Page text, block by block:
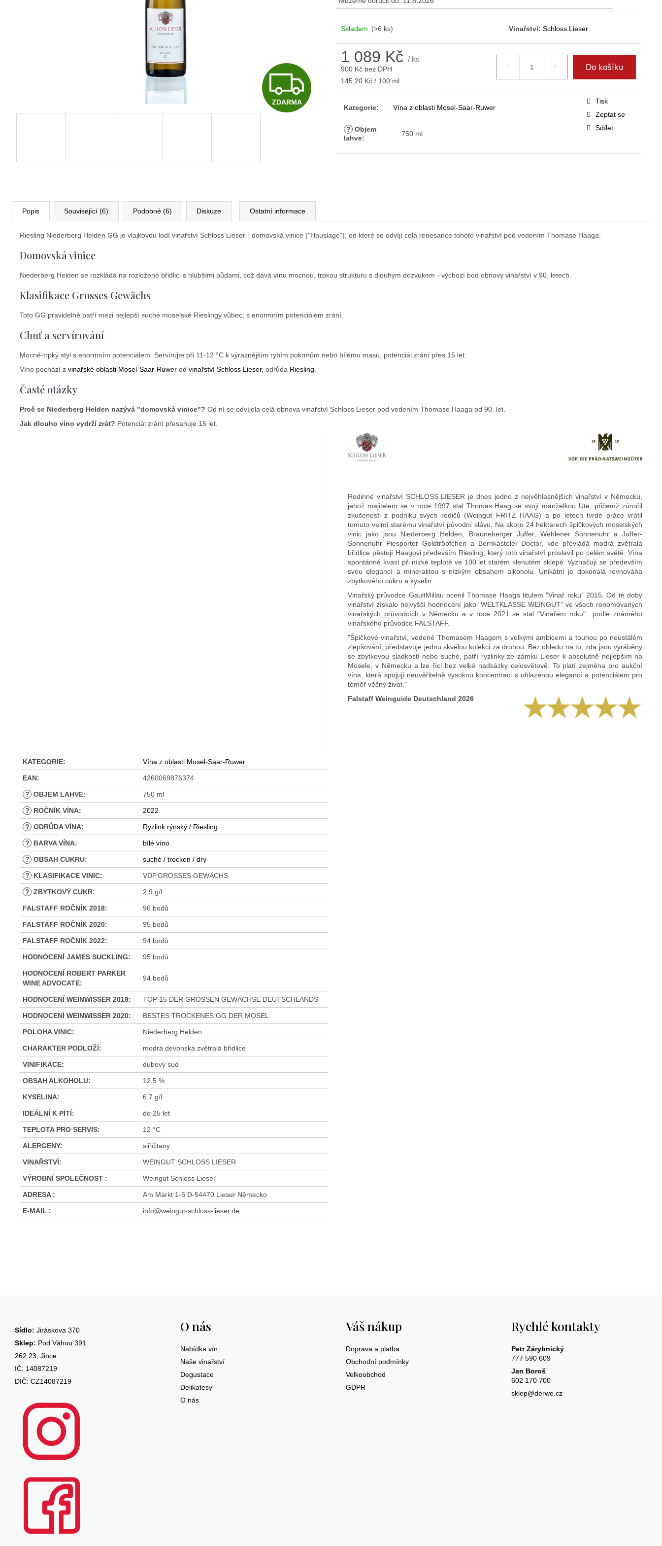
Skladem (>6 ks) Vinařství: Schloss Lieser
1 089 Kč / ks
900 Kč bez DPH
Měrná
cena:
145,20 Kč / 100 ml
Do košíku
Kategorie: Vína z oblasti Mosel-Saar-Ruwer
? Objem
lahve:
750 ml
Tisk
Zeptat se
Sdílet
Z
D
M
ZDARMA
Popis Související (6) Podobné (6) Diskuze Ostatní informace
Riesling Niederberg Helden GG je vlajkovou lodí vinařství Schloss Lieser - domovská vinice ("Hauslage"), od které se odvíjí celá renesance tohoto vinařství pod vedením Thomase Haaga.
Domovská vinice
Niederberg Helden se rozkládá na rozložené břidlici s hlubšími půdami, což dává vínu mocnou, trpkou strukturu s dlouhým dozvukem - výchozí bod obnovy vinařství v 90. letech.
Klasifikace Grosses Gewächs
Toto GG pravidelně patří mezi nejlepší suché moselské Rieslingy vůbec, s enormním potenciálem zrání.
Chuť a servírování
Mocně-trpký styl s enormním potenciálem. Servírujte při 11-12 °C k výraznějším rybím pokrmům nebo bílému masu, potenciál zrání přes 15 let.
Víno pochází z vinařské oblasti Mosel-Saar-Ruwer od vinařství Schloss Lieser, odrůda Riesling
Časté otázky
Proč se Niederberg Helden nazývá "domovská vinice"? Od ní se odvíjela celá obnova vinařství Schloss Lieser pod vedením Thomase Haaga od 90. let.
Jak dlouho víno vydrží zrát? Potenciál zrání přesahuje 15 let.
Rodinné vinařství SCHLOSS LIESER je dnes jedno z nejvěhlasnějších vinařství v Německu,
jehož majitelem se v roce 1997 stal Thomas Haag se svojí manželkou Ute, přičemž zúročil
zkušenosti z podniku svých rodičů (Weingut FRITZ HAAG) a po letech tvrdé práce vrátil
tomuto velmi starému vinařství původní slávu. Na skoro 24 hektarech špičkových moselských
vinic jako jsou Niederberg Helden, Brauneberger Juffer, Wehlener Sonnenuhr a Juffer-
Sonnenuhr Piesporter Goldtröpfchen a Bernkasteler Doctor, kde převládá modrá zvětralá
břidlice pěstují Haagovi především Riesling, který toto vinařství proslavil po celém světě. Vína
spontánně kvasí při nízké teplotě ve 100 let starém klenutém sklepě. Vyznačují se především
svou elegancí a mineralitou s nízkým obsahem alkoholu. Unikátní je dokonalá rovnováha
zbytkového cukru a kyselin.
Vinařský průvodce GaultMillau ocenil Thomase Haaga titulem "Vinař roku" 2015. Od té doby
vinařství získalo nejvyšší hodnocení jako "WELTKLASSE WEINGUT" ve všech renomovaných
vinařských průvodcích v Německu a v roce 2021 se stal "Vinařem roku" podle známého
vinařského průvodce FALSTAFF.
"Špičkové vinařství, vedené Thomasem Haagem s velkými ambicemi a touhou po neustálém
zlepšování, představuje jednu skvělou kolekci za druhou. Bez ohledu na to, zda jsou vyráběny
se zbytkovou sladkostí nebo suché, patří ryzlinky ze zámku Lieser k absolutně nejlepším na
Mosele, v Německu a lze říci bez velké nadsázky celosvětově. To platí zejména pro aukční
vína, která spojují neuvěřitelně vysokou koncentraci s uhlazenou elegancí a potenciálem pro
téměř věčný život."
Falstaff Weinguide Deutschland 2026
KATEGORIE: Vína z oblasti Mosel-Saar-Ruwer
EAN: 4260069876374
? OBJEM LAHVE: 750 ml
? ROČNÍK VÍNA: 2022
? ODRŮDA VÍNA: Ryzlink rýnský / Riesling
? BARVA VÍNA: bílé víno
? OBSAH CUKRU: suché / trocken / dry
? KLASIFIKACE VINIC: VDP.GROSSES GEWÄCHS
? ZBYTKOVÝ CUKR: 2,9 g/l
FALSTAFF ROČNÍK 2018: 96 bodů
FALSTAFF ROČNÍK 2020: 95 bodů
FALSTAFF ROČNÍK 2022: 94 bodů
HODNOCENÍ JAMES SUCKLING: 95 bodů
HODNOCENÍ ROBERT PARKER
WINE ADVOCATE:
94 bodů
HODNOCENÍ WEINWISSER 2019: TOP 15 DER GROSSEN GEWÄCHSE DEUTSCHLANDS
HODNOCENÍ WEINWISSER 2020: BESTES TROCKENES GG DER MOSEL
POLOHA VINIC: Niederberg Helden
CHARAKTER PODLOŽÍ: modrá devonská zvětralá břidlice
VINIFIKACE: dubový sud
OBSAH ALKOHOLU: 12,5 %
KYSELINA: 6,7 g/l
IDEÁLNÍ K PITÍ: do 25 let
TEPLOTA PRO SERVIS: 12 °C
ALERGENY: siřičitany
VINAŘSTVÍ: WEINGUT SCHLOSS LIESER
VÝROBNÍ SPOLEČNOST : Weingut Schloss Lieser
ADRESA : Am Markt 1-5 D-54470 Lieser Německo
E-MAIL : info@weingut-schloss-lieser.de
Sídlo: Jiráskova 370
Sklep: Pod Váhou 391
262 23, Jince
IČ: 14087219
DIČ: CZ14087219
O nás
Nabídka vín
Naše vinařství
Degustace
Delikatesy
O nás
Váš nákup
Doprava a platba
Obchodní podmínky
Velkoobchod
GDPR
Rychlé kontakty
Petr Zárybnický
777 590 609
Jan Boroš
602 170 700
sklep@derwe.cz